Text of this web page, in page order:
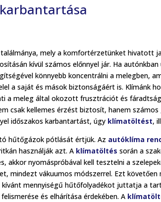
mely a komfortérzetünket hivatott
kívül számos előnnyel jár. Ha
könnyebb koncentrálni a melegben,
a saját és mások biztonságáért is. Klímánk
a meleg által okozott frusztrációt és
csak kellemes érzést biztosít, hanem számos
időszakos karbantartást, úgy klímatöltést,
hűtőgázok pótlását értjük. Az autóklíma
használják azt. A klímatöltés során a
akkor nyomáspróbával kell tesztelni a
mindezt vákuumos módszerrel. Ezt követően
mennyiségű hűtőfolyadékot juttatja a
és elhárítása érdekében. A